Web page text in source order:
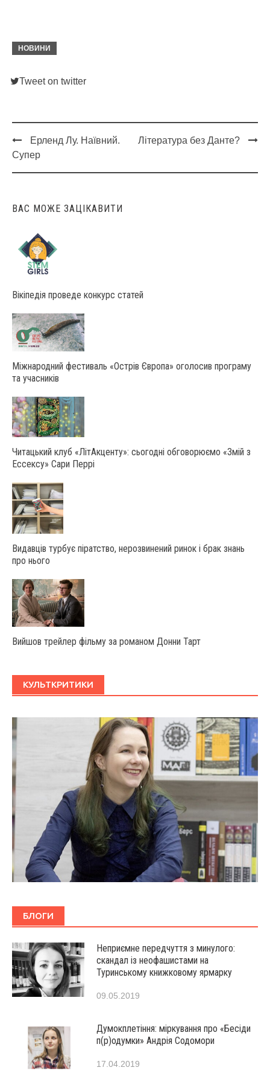
НОВИНИ
Tweet on twitter
Post
navigation
Ерленд Лу. Наївний.
Супер
Література без Данте?
ВАС МОЖЕ ЗАЦІКАВИТИ
Вікіпедія проведе конкурс статей
Міжнародний фестиваль «Острів Європа» оголосив програму
та учасників
Читацький клуб «ЛітАкценту»: сьогодні обговорюємо «Змій з
Ессексу» Сари Перрі
Видавців турбує піратство, нерозвинений ринок і брак знань
про нього
Вийшов трейлер фільму за романом Донни Тарт
КУЛЬТКРИТИКИ
БЛОГИ
Неприємне передчуття з минулого:
скандал із неофашистами на
Туринському книжковому ярмарку
09.05.2019
Думокплетіння: міркування про «Бесіди
п(р)одумки» Андрія Содомори
17.04.2019